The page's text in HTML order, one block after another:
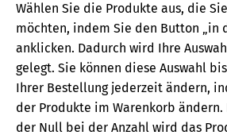
Wählen Sie die Produkte aus, die
möchten, indem Sie den Button „in
anklicken. Dadurch wird Ihre
gelegt. Sie können diese Auswahl
Ihrer Bestellung jederzeit ändern,
der Produkte im Warenkorb ändern.
der Null bei der Anzahl wird das